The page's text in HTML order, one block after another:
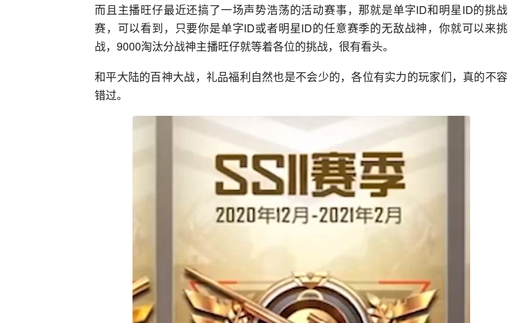
而且主播旺仔最近还搞了一场声势浩荡的活动赛事，那就是单字ID和明星ID的挑战
赛，可以看到，只要你是单字ID或者明星ID的任意赛季的无敌战神，你就可以来挑
战，9000淘汰分战神主播旺仔就等着各位的挑战，很有看头。
和平大陆的百神大战，礼品福利自然也是不会少的，各位有实力的玩家们，真的不容
错过。